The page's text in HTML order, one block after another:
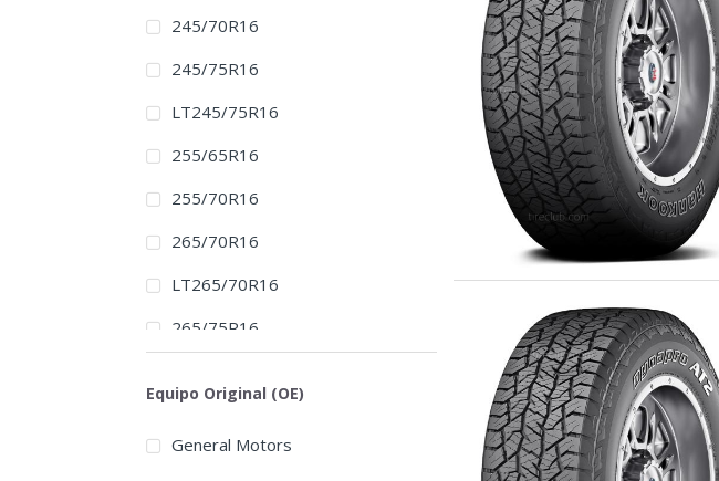
245/70R16
245/75R16
LT245/75R16
255/65R16
255/70R16
265/70R16
LT265/70R16
265/75R16
LT305/70R16
Equipo Original (OE)
General Motors